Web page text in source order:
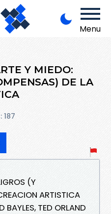
Menu
Y MIEDO:
DE LA
187
(Y
ARTISTICA
TED ORLAND